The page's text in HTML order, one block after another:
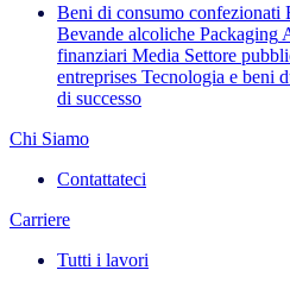
Beni di consumo confezionati
Bevande alcoliche Packaging
finanziari Media Settore
entreprises Tecnologia e beni
di successo
Chi Siamo
Contattateci
Carriere
Tutti i lavori